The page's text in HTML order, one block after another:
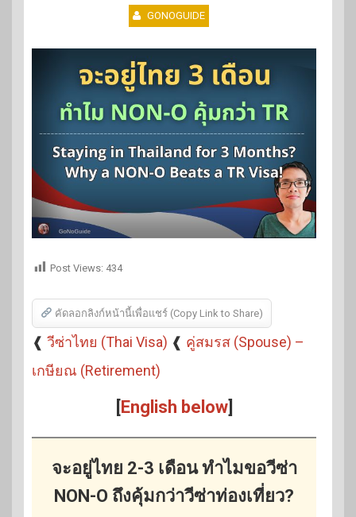
GONOGUIDE
Post Views: 434
คัดลอกลิงก์หน้านี้เพื่อแชร์ (Copy Link to Share)
❰ วีซ่าไทย (Thai Visa) ❰ คู่สมรส (Spouse) –
เกษียณ (Retirement)
[English below]
จะอยู่ไทย 2-3 เดือน ทำไมขอวีซ่า
NON-O ถึงคุ้มกว่าวีซ่าท่องเที่ยว?